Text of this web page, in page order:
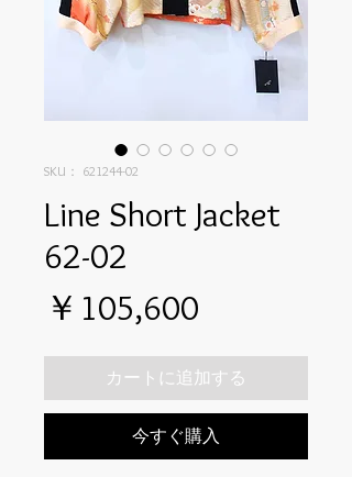
SKU： 621244-02
Line Short Jacket
62-02
￥105,600
格
カートに追加する
今すぐ購入